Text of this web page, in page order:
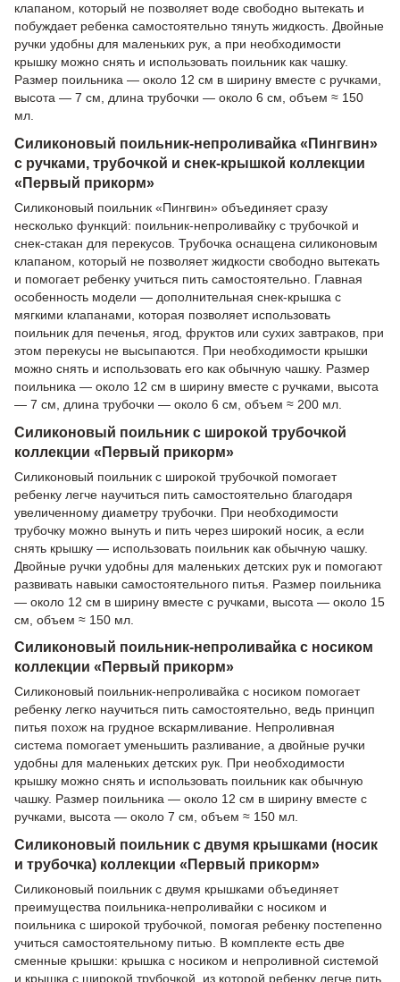
клапаном, который не позволяет воде свободно вытекать и
побуждает ребенка самостоятельно тянуть жидкость. Двойные
ручки удобны для маленьких рук, а при необходимости
крышку можно снять и использовать поильник как чашку.
Размер поильника — около 12 см в ширину вместе с ручками,
высота — 7 см, длина трубочки — около 6 см, объем ≈ 150
мл.
Силиконовый поильник-непроливайка «Пингвин»
с ручками, трубочкой и снек-крышкой коллекции
«Первый прикорм»
Силиконовый поильник «Пингвин» объединяет сразу
несколько функций: поильник-непроливайку с трубочкой и
снек-стакан для перекусов. Трубочка оснащена силиконовым
клапаном, который не позволяет жидкости свободно вытекать
и помогает ребенку учиться пить самостоятельно. Главная
особенность модели — дополнительная снек-крышка с
мягкими клапанами, которая позволяет использовать
поильник для печенья, ягод, фруктов или сухих завтраков, при
этом перекусы не высыпаются. При необходимости крышки
можно снять и использовать его как обычную чашку. Размер
поильника — около 12 см в ширину вместе с ручками, высота
— 7 см, длина трубочки — около 6 см, объем ≈ 200 мл.
Силиконовый поильник с широкой трубочкой
коллекции «Первый прикорм»
Силиконовый поильник с широкой трубочкой помогает
ребенку легче научиться пить самостоятельно благодаря
увеличенному диаметру трубочки. При необходимости
трубочку можно вынуть и пить через широкий носик, а если
снять крышку — использовать поильник как обычную чашку.
Двойные ручки удобны для маленьких детских рук и помогают
развивать навыки самостоятельного питья. Размер поильника
— около 12 см в ширину вместе с ручками, высота — около 15
см, объем ≈ 150 мл.
Силиконовый поильник-непроливайка с носиком
коллекции «Первый прикорм»
Силиконовый поильник-непроливайка с носиком помогает
ребенку легко научиться пить самостоятельно, ведь принцип
питья похож на грудное вскармливание. Непроливная
система помогает уменьшить разливание, а двойные ручки
удобны для маленьких детских рук. При необходимости
крышку можно снять и использовать поильник как обычную
чашку. Размер поильника — около 12 см в ширину вместе с
ручками, высота — около 7 см, объем ≈ 150 мл.
Силиконовый поильник с двумя крышками (носик
и трубочка) коллекции «Первый прикорм»
Силиконовый поильник с двумя крышками объединяет
преимущества поильника-непроливайки с носиком и
поильника с широкой трубочкой, помогая ребенку постепенно
учиться самостоятельному питью. В комплекте есть две
сменные крышки: крышка с носиком и непроливной системой
и крышка с широкой трубочкой, из которой ребенку легче пить.